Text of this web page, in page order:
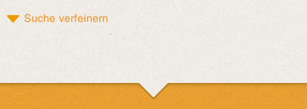
Suche verfeinern